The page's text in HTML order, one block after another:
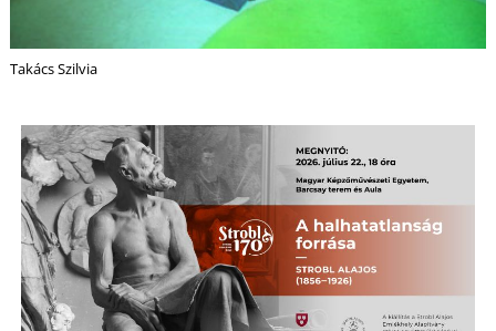
Takács Szilvia